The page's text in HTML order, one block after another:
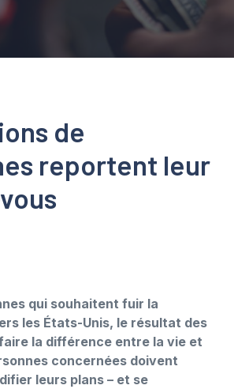
de
reportent leur
qui souhaitent fuir la
les États-Unis, le résultat des
la différence entre la vie et
concernées doivent
leurs plans – et se